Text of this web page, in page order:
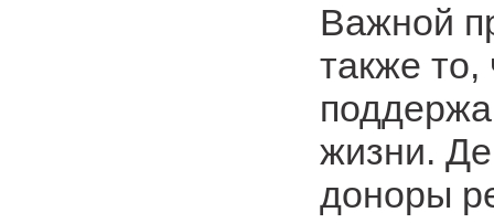
Важной
также то,
жизни.
доноры